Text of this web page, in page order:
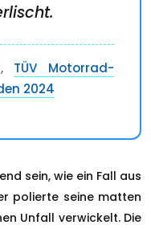
TÜV Motorrad-
2024
sein, wie ein Fall aus
polierte seine matten
Unfall verwickelt. Die